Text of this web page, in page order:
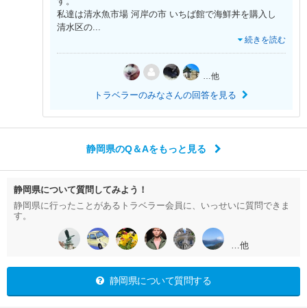
私達は清水魚市場 河岸の市 いちば館で海鮮丼を購入し
清水区の...
続きを読む
…他
トラベラーのみなさんの回答を見る
静岡県のQ＆Aをもっと見る
静岡県について質問してみよう！
静岡県に行ったことがあるトラベラー会員に、いっせいに質問できま
す。
…他
静岡県について質問する